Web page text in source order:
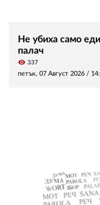
Не убиха само
палач
visibility 337
петък, 07 Август 2026 /